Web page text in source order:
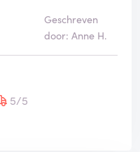
Geschreven
door: Anne H.
5/5